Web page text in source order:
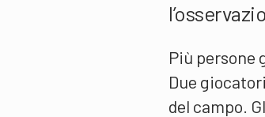
Più persone
Due
del campo.